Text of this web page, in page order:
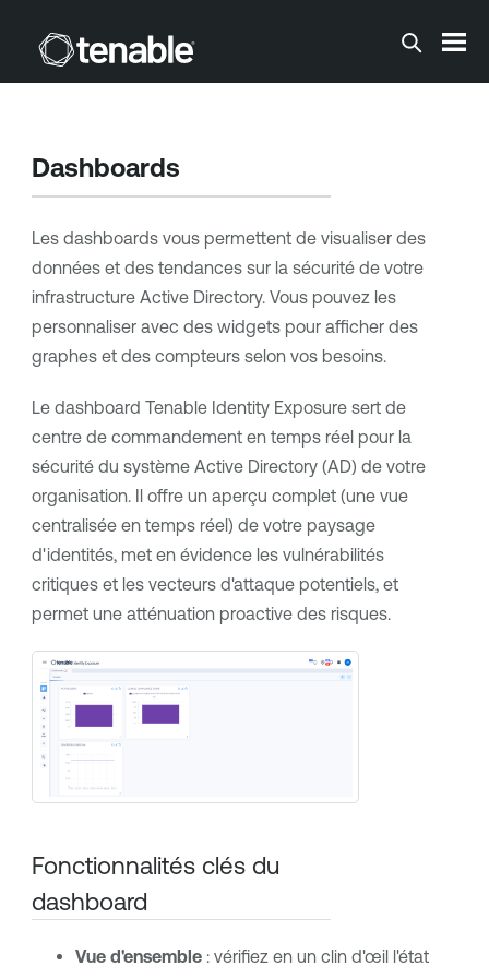
Passer au contenu principal
Dashboards
Les dashboards vous permettent de visualiser des
données et des tendances sur la sécurité de votre
infrastructure Active Directory. Vous pouvez les
personnaliser avec des widgets pour afficher des
graphes et des compteurs selon vos besoins.
Le dashboard Tenable Identity Exposure sert de
centre de commandement en temps réel pour la
sécurité du système Active Directory (AD) de votre
organisation. Il offre un aperçu complet (une vue
centralisée en temps réel) de votre paysage
d'identités, met en évidence les vulnérabilités
critiques et les vecteurs d'attaque potentiels, et
permet une atténuation proactive des risques.
Fonctionnalités clés du
dashboard
Vue d'ensemble: vérifiez en un clin d'œil l'état